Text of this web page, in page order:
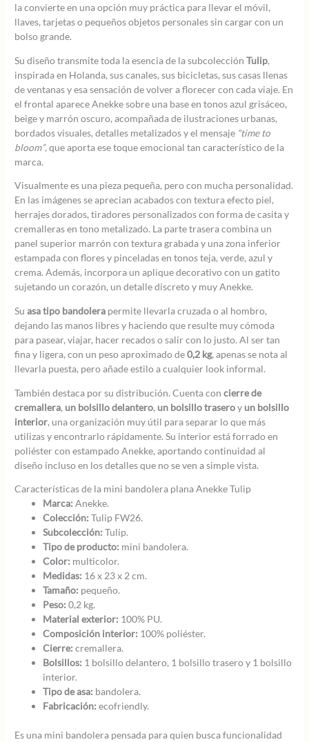
la convierte en una opción muy práctica para llevar el móvil,
llaves, tarjetas o pequeños objetos personales sin cargar con un
bolso grande.
Su diseño transmite toda la esencia de la subcolecciónTulip,
inspirada en Holanda, sus canales, sus bicicletas, sus casas llenas
de ventanas y esa sensación de volver a florecer con cada viaje. En
el frontal aparece Anekke sobre una base en tonos azul grisáceo,
beige y marrón oscuro, acompañada de ilustraciones urbanas,
bordados visuales, detalles metalizados y el mensaje “time to
bloom”, que aporta ese toque emocional tan característico de la
marca.
Visualmente es una pieza pequeña, pero con mucha personalidad.
En las imágenes se aprecian acabados con textura efecto piel,
herrajes dorados, tiradores personalizados con forma de casita y
cremalleras en tono metalizado. La parte trasera combina un
panel superior marrón con textura grabada y una zona inferior
estampada con flores y pinceladas en tonos teja, verde, azul y
crema. Además, incorpora un aplique decorativo con un gatito
sujetando un corazón, un detalle discreto y muy Anekke.
Suasa tipo bandolera permite llevarla cruzada o al hombro,
dejando las manos libres y haciendo que resulte muy cómoda
para pasear, viajar, hacer recados o salir con lo justo. Al ser tan
fina y ligera, con un peso aproximado de0,2 kg, apenas se nota al
llevarla puesta, pero añade estilo a cualquier look informal.
También destaca por su distribución. Cuenta concierre de
cremallera, un bolsillo delantero, un bolsillo traseroy un bolsillo
interior, una organización muy útil para separar lo que más
utilizas y encontrarlo rápidamente. Su interior está forrado en
poliéster con estampado Anekke, aportando continuidad al
diseño incluso en los detalles que no se ven a simple vista.
Características de la mini bandolera plana Anekke Tulip
Marca: Anekke.
Colección: Tulip FW26.
Subcolección: Tulip.
Tipo de producto: mini bandolera.
Color: multicolor.
Medidas: 16 x 23 x 2 cm.
Tamaño: pequeño.
Peso: 0,2 kg.
Material exterior: 100% PU.
Composición interior: 100% poliéster.
Cierre: cremallera.
Bolsillos: 1 bolsillo delantero, 1 bolsillo trasero y 1 bolsillo
interior.
Tipo de asa: bandolera.
Fabricación: ecofriendly.
Es una mini bandolera pensada para quien busca funcionalidad